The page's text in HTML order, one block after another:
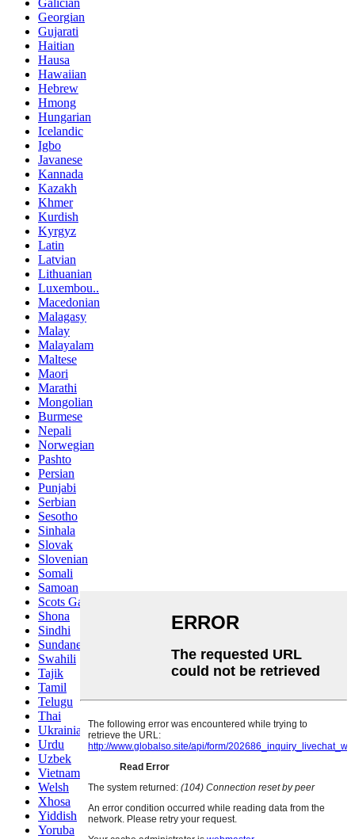
Galician
Georgian
Gujarati
Haitian
Hausa
Hawaiian
Hebrew
Hmong
Hungarian
Icelandic
Igbo
Javanese
Kannada
Kazakh
Khmer
Kurdish
Kyrgyz
Latin
Latvian
Lithuanian
Luxembou..
Macedonian
Malagasy
Malay
Malayalam
Maltese
Maori
Marathi
Mongolian
Burmese
Nepali
Norwegian
Pashto
Persian
Punjabi
Serbian
Sesotho
Sinhala
Slovak
Slovenian
Somali
Samoan
Scots Gaelic
Shona
Sindhi
Sundanese
Swahili
Tajik
Tamil
Telugu
Thai
Ukrainian
Urdu
Uzbek
Vietnamese
Welsh
Xhosa
Yiddish
Yoruba